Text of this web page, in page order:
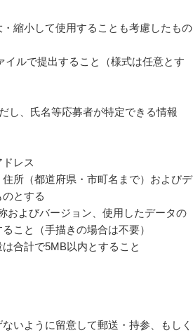
縮小して使用することも考慮したもの
ルで提出すること（様式は任意とす
し、氏名等応募者が特定できる情報
レス
所（都道府県・市町名まで）およびデ
とする
よびバージョン、使用したデータの
こと（手描きの場合は不要）
合計で5MB以内とすること
いように留意して郵送・持参、もしく